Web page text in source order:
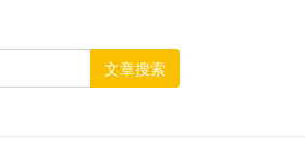
文章搜索